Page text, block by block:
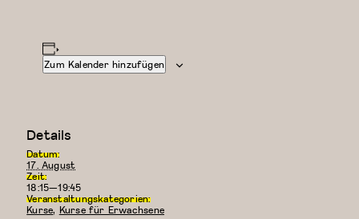
Zum Kalender hinzufügen
Details
Datum:
17. August
Zeit:
18:15—19:45
Veranstaltungskategorien:
Kurse, Kurse für Erwachsene